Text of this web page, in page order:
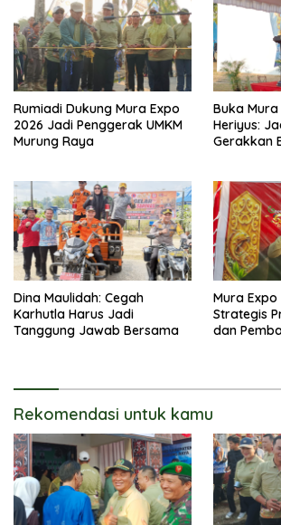
Rumiadi Dukung Mura Expo
2026 Jadi Penggerak UMKM
Murung Raya
Buka
Heriyus:
Gerakkan
Dina Maulidah: Cegah
Karhutla Harus Jadi
Tanggung Jawab Bersama
Mura
Strategis
dan
Rekomendasi untuk kamu